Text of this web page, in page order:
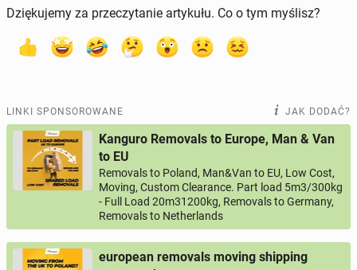
Dziękujemy za przeczytanie artykułu. Co o tym myślisz?
LINKI SPONSOROWANE JAK DODAĆ?
Kanguro Removals to Europe, Man & Van
to EU
Removals to Poland, Man&Van to EU, Low Cost,
Moving, Custom Clearance. Part load 5m3/300kg
- Full Load 20m31200kg, Removals to Germany,
Removals to Netherlands
european removals moving shipping